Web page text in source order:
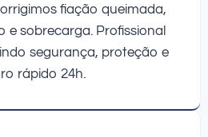
fiação queimada,
sobrecarga. Profissional
segurança, proteção e
rápido 24h.